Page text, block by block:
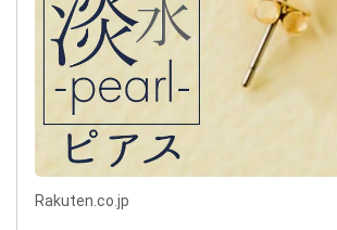
Rakuten.co.jp